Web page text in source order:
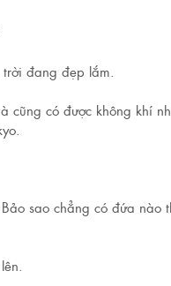
đang đẹp lắm.
cũng có được không khí
sao chẳng có đứa nào